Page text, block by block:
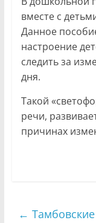
вместе с
Данное
настроение
следить за
дня.
Такой
речи,
причинах
←